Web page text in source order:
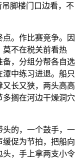
吊脚楼门口边看，不
。作比赛竞争。因
莫不在税关前看热
备，分组分帮各自选
中练习进退。船只
长又狭，两头高高
搁在河边干燥洞穴
头的，一个鼓手，一
促为节拍，把船向
头，手上拿两支小令